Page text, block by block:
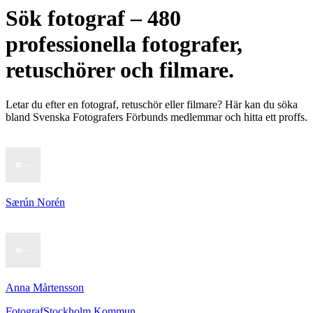
Sök fotograf – 480
professionella fotografer,
retuschörer och filmare.
Letar du efter en fotograf, retuschör eller filmare? Här kan du söka
bland Svenska Fotografers Förbunds medlemmar och hitta ett proffs.
Særún Norén
Anna Mårtensson